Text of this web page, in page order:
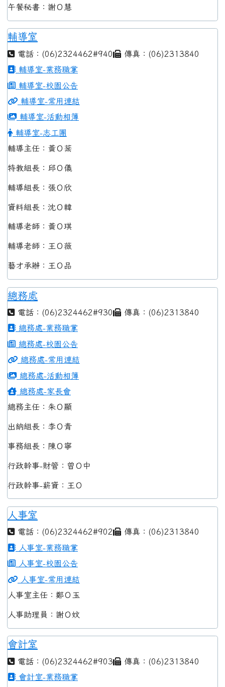
午餐秘書：謝Ｏ慧
輔導室
電話：(06)2324462#940
傳真：(06)2313840
輔導室-業務職掌
輔導室-校園公告
輔導室-常用連結
輔導室-活動相簿
輔導室-志工團
輔導主任：黃Ｏ棻
特教組長：邱Ｏ儀
輔導組長：張Ｏ欣
資料組長：沈Ｏ韓
輔導老師：黃Ｏ琪
輔導老師：王Ｏ薇
藝才承辦：王Ｏ品
總務處
電話：(06)2324462#930
傳真：(06)2313840
總務處-業務職掌
總務處-校園公告
總務處-常用連結
總務處-活動相簿
總務處-家長會
總務主任：朱Ｏ顯
出納組長：李Ｏ青
事務組長：陳Ｏ寧
行政幹事-財管：曾Ｏ中
行政幹事-薪資：王Ｏ
人事室
電話：(06)2324462#902
傳真：(06)2313840
人事室-業務職掌
人事室-校園公告
人事室-常用連結
人事室主任：鄭Ｏ玉
人事助理員：謝Ｏ妏
會計室
電話：(06)2324462#903
傳真：(06)2313840
會計室-業務職掌